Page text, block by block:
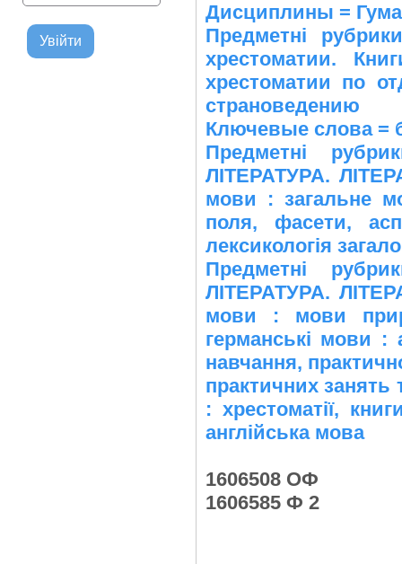
Дисциплины =
Предметні
хрестоматии.
хрестоматии по
страноведению
Ключевые слова =
Предметні
ЛІТЕРАТУРА.
мови : загальне
поля, фасети,
лексикологія
Предметні
ЛІТЕРАТУРА.
мови : мови
германські мови :
навчання,
практичних
: хрестоматії,
англійська мова
1606508 ОФ
1606585 Ф 2